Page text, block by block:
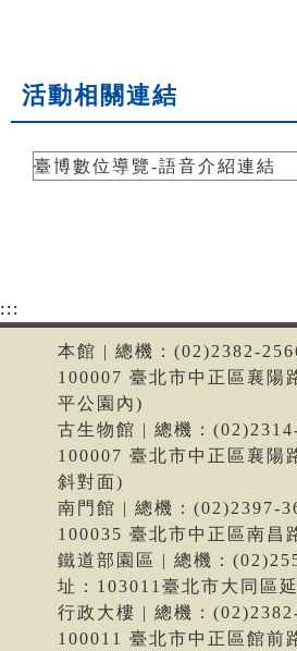
活動相關連結
臺博數位導覽-語音介紹連結
:::
本館 | 總機：(02)2382-
100007 臺北市中正區襄陽
平公園內)
古生物館 | 總機：
100007 臺北市中正區襄陽
斜對面)
南門館 | 總機：(02)2397-
100035 臺北市中正區南昌
鐵道部園區 | 總機：
址：103011臺北市大同區
行政大樓 | 總機：
100011 臺北市中正區館前